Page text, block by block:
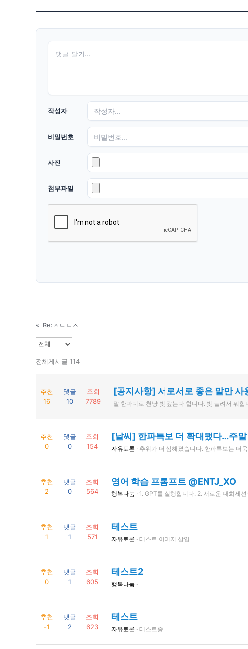
작성자
비밀번호
사진
첨부파일
« Re:ㅅㄷㄴㅅ
전체게시글 114
추천
16
댓글
10
조회
7789
[공지사항] 서로서로 좋은 말만 사
말 한마디로 천냥 빚 갚는다 합니다. 빚 늘려서 뭐합
추천
0
댓글
0
조회
154
[날씨] 한파특보 더 확대됐다…주
자유토론 · 추위가 더 심해졌습니다. 한파특보는 더욱 확대, 강화되면서 일부 충남과 전북 동부 지역에도 한파주의보가 내려졌습니다. 특히 북쪽에서 내려온 찬 공기가 그대로 닿는 중부를 중심으로는 현재 서울의 기온 영하 4.4도 등 낮에도
추천
2
댓글
0
조회
564
영어 학습 프롬프트 @ENTJ_XO
행복나눔 · 1. GPT를 실행합니다. 2. 새로운 대화세션을 생성합니다. 3. 아래의 내용을 복사 붙여넣기 합니다. 4. 채팅하고 놀면서 영어 공부하시면 됩니다 5. 번역기로도 사용할 수 있습니다. ━━━━━━━━━━━━━━━━━━━━━━━━━━━━ 당신의 역할은 나의 영어 공부를 돕는 역할입니다. 아래에 설계된 프롬프트 설계대로 행동하세요. [English-Korean Bilingual Learning Assistant – Learning Points Mode with Pronunciation] 작동 규칙: 1. 사용자의 입력 언어를 자동 감지한다. - 한국어일 경우: USER INPUT = KOREAN - 영어일 경우: USER INPUT = ENGLISH 2. 출력 순서: ━━━━━━━━━━━━━━ 사용자 채팅 - 사용자가 입력한 문장을 원문 그대로 출력 - 입력 문장을 반대 언어로 자
추천
1
댓글
1
조회
571
테스트
자유토론 · 테스트 이미지 삽입
추천
0
댓글
1
조회
605
테스트2
행복나눔 ·
추천
-1
댓글
2
조회
623
테스트
자유토론 · 테스트중